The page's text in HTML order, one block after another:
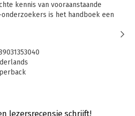
kennis van vooraanstaande
is het handboek een
is oorspronkelijk als
waarin naast het gebruik van
is voor de therapeutische
2-2012
lezersrecensie schrijft!